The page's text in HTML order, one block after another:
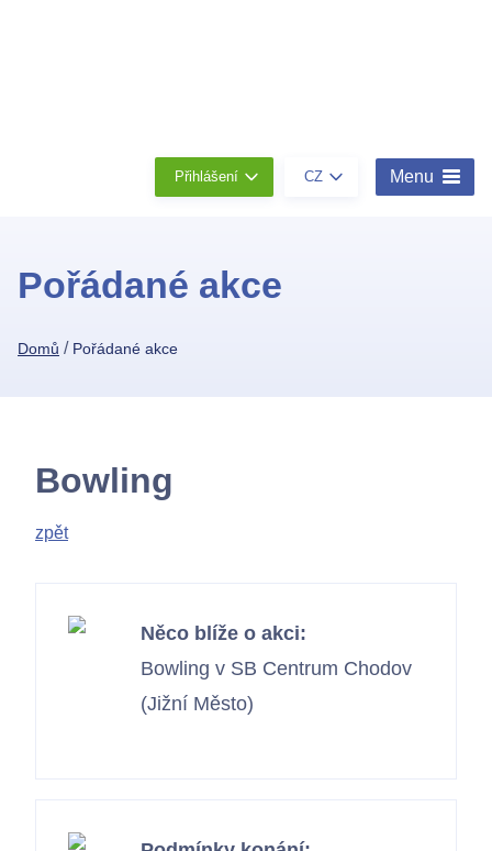
Přihlášení CZ Menu
Pořádané akce
Domů / Pořádané akce
Bowling
zpět
Něco blíže o akci:
Bowling v SB Centrum Chodov
(Jižní Město)